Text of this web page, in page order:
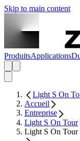
Skip to main content
ProduitsApplications
Light S On
Accueil
Entreprise
Light S On Tour
Light S On Tour